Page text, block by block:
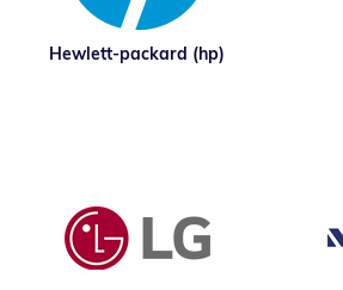
Hewlett-packard (hp)